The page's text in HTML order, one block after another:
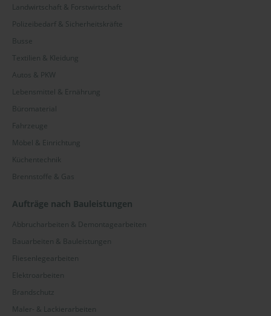
Landwirtschaft & Forstwirtschaft
Polizeibedarf & Sicherheitskräfte
Busse
Textilien & Kleidung
Autos & PKW
Lebensmittel & Ernährung
Büromaterial
Fahrzeuge
Möbel & Einrichtung
Küchentechnik
Brennstoffe & Gas
Aufträge nach Bauleistungen
Abbrucharbeiten & Demontagearbeiten
Bauarbeiten & Bauleistungen
Fliesenlegearbeiten
Elektroarbeiten
Brandschutz
Maler- & Lackierarbeiten